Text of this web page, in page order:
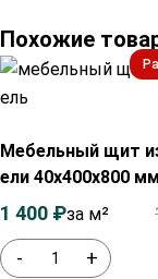
Похожие
Мебельный щит
ели 40х400х800
- +
1 400 ₽за м²